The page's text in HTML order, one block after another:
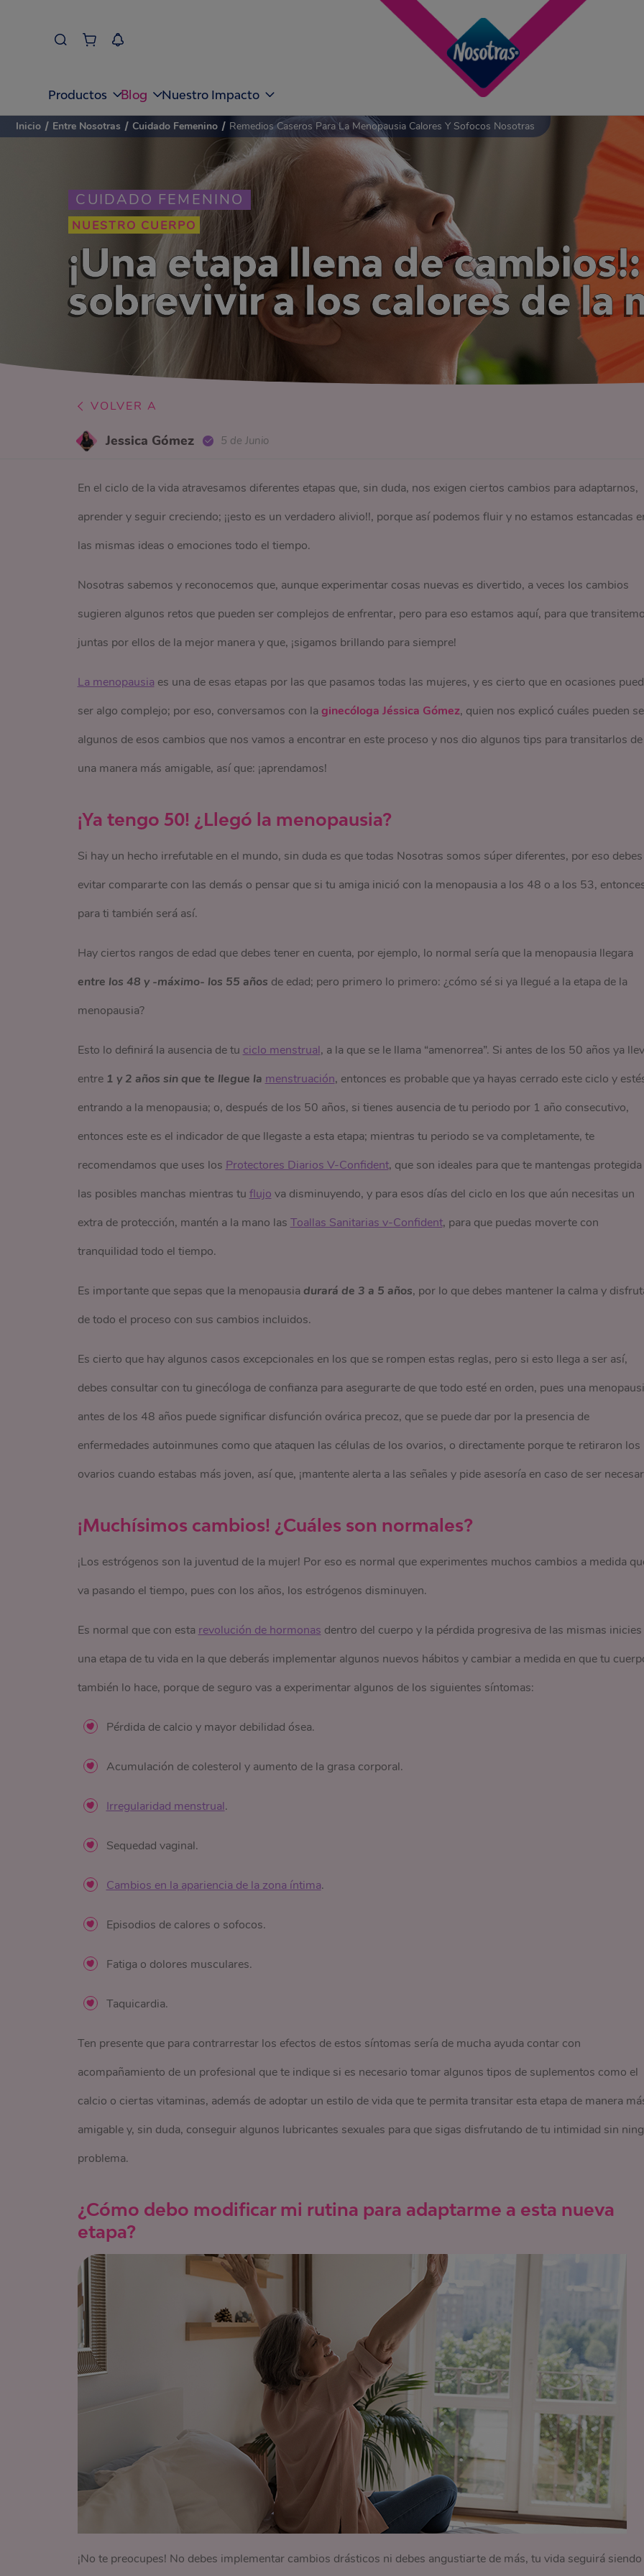
Productos Blog Nuestro Impacto
CUIDADO FEMENINO
NUESTRO CUERPO
¡Una etapa llena de
sobrevivir a los calores de la
Inicio / Entre Nosotras / Cuidado Femenino / Remedios Caseros Para La Menopausia Calores Y Sofocos Nosotras
VOLVER A
Jessica Gómez 5 de Junio
En el ciclo de la vida atravesamos diferentes etapas que, sin duda, nos exigen ciertos cambios para adaptarnos,
aprender y seguir creciendo; ¡¡esto es un verdadero alivio!!, porque así podemos fluir y no estamos estancadas
las mismas ideas o emociones todo el tiempo.
Nosotras sabemos y reconocemos que, aunque experimentar cosas nuevas es divertido, a veces los cambios
sugieren algunos retos que pueden ser complejos de enfrentar, pero para eso estamos aquí, para que
juntas por ellos de la mejor manera y que, ¡sigamos brillando para siempre!
La menopausia es una de esas etapas por las que pasamos todas las mujeres, y es cierto que en ocasiones
ser algo complejo; por eso, conversamos con la ginecóloga Jéssica Gómez, quien nos explicó cuáles pueden
algunos de esos cambios que nos vamos a encontrar en este proceso y nos dio algunos tips para transitarlos de
una manera más amigable, así que: ¡aprendamos!
¡Ya tengo 50! ¿Llegó la menopausia?
Si hay un hecho irrefutable en el mundo, sin duda es que todas Nosotras somos súper diferentes, por eso debes
evitar compararte con las demás o pensar que si tu amiga inició con la menopausia a los 48 o a los 53,
para ti también será así.
Hay ciertos rangos de edad que debes tener en cuenta, por ejemplo, lo normal sería que la menopausia llegara
entre los 48 y -máximo- los 55 años de edad; pero primero lo primero: ¿cómo sé si ya llegué a la etapa de la
menopausia?
Esto lo definirá la ausencia de tu ciclo menstrual, a la que se le llama “amenorrea”. Si antes de los 50 años ya
entre 1 y 2 años sin que te llegue la menstruación, entonces es probable que ya hayas cerrado este ciclo y
entrando a la menopausia; o, después de los 50 años, si tienes ausencia de tu periodo por 1 año consecutivo,
entonces este es el indicador de que llegaste a esta etapa; mientras tu periodo se va completamente, te
recomendamos que uses los Protectores Diarios V-Confident, que son ideales para que te mantengas protegida
las posibles manchas mientras tu flujo va disminuyendo, y para esos días del ciclo en los que aún necesitas un
extra de protección, mantén a la mano las Toallas Sanitarias v-Confident, para que puedas moverte con
tranquilidad todo el tiempo.
Es importante que sepas que la menopausia durará de 3 a 5 años, por lo que debes mantener la calma y
de todo el proceso con sus cambios incluidos.
Es cierto que hay algunos casos excepcionales en los que se rompen estas reglas, pero si esto llega a ser así,
debes consultar con tu ginecóloga de confianza para asegurarte de que todo esté en orden, pues una
antes de los 48 años puede significar disfunción ovárica precoz, que se puede dar por la presencia de
enfermedades autoinmunes como que ataquen las células de los ovarios, o directamente porque te retiraron los
ovarios cuando estabas más joven, así que, ¡mantente alerta a las señales y pide asesoría en caso de ser
¡Muchísimos cambios! ¿Cuáles son normales?
¡Los estrógenos son la juventud de la mujer! Por eso es normal que experimentes muchos cambios a medida
va pasando el tiempo, pues con los años, los estrógenos disminuyen.
Es normal que con esta revolución de hormonas dentro del cuerpo y la pérdida progresiva de las mismas inicies
una etapa de tu vida en la que deberás implementar algunos nuevos hábitos y cambiar a medida en que tu
también lo hace, porque de seguro vas a experimentar algunos de los siguientes síntomas:
Pérdida de calcio y mayor debilidad ósea.
Acumulación de colesterol y aumento de la grasa corporal.
Irregularidad menstrual.
Sequedad vaginal.
Cambios en la apariencia de la zona íntima.
Episodios de calores o sofocos.
Fatiga o dolores musculares.
Taquicardia.
Ten presente que para contrarrestar los efectos de estos síntomas sería de mucha ayuda contar con
acompañamiento de un profesional que te indique si es necesario tomar algunos tipos de suplementos como el
calcio o ciertas vitaminas, además de adoptar un estilo de vida que te permita transitar esta etapa de manera
amigable y, sin duda, conseguir algunos lubricantes sexuales para que sigas disfrutando de tu intimidad sin
problema.
¿Cómo debo modificar mi rutina para adaptarme a esta nueva
etapa?
¡No te preocupes! No debes implementar cambios drásticos ni debes angustiarte de más, tu vida seguirá siendo